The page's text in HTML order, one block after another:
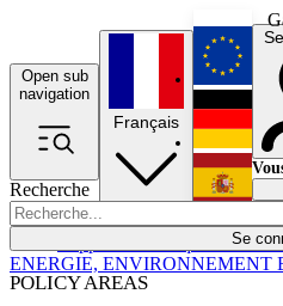
Open sub
navigation
Recherche
Se
POLICY AREAS
Français
ENERGIE, ENVIRONNEMENT